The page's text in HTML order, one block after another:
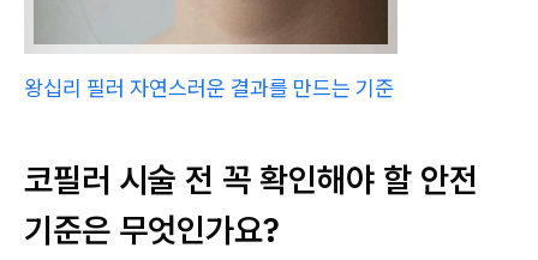
왕십리 필러 자연스러운 결과를 만드는 기준
코필러 시술 전 꼭 확인해야 할 안전
기준은 무엇인가요?